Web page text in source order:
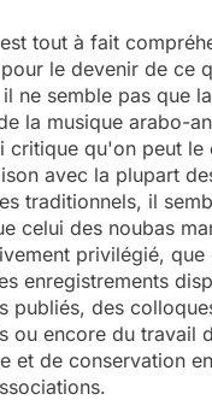
tout à fait
le devenir de ce
ne semble pas que
la musique arabo-
critique qu'on peut le
avec la plupart
traditionnels, il
celui des noubas
privilégié, que
enregistrements
publiés, des
ou encore du travail
et de conservation